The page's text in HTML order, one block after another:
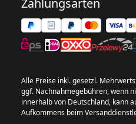
Zahlungsarten
Alle Preise inkl. gesetzl.
ggf. Nachnahmegebühren, wenn
innerhalb von Deutschland, kann
Aufkommens beim